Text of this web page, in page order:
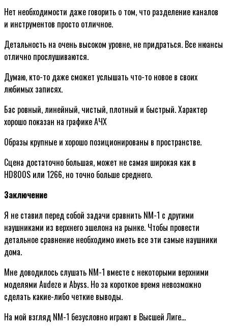
Нет необходимости даже говорить о том, что разделение каналов
и инструментов просто отличное.
Детальность на очень высоком уровне, не придраться. Все нюансы
отлично прослушиваются.
Думаю, кто-то даже сможет услышать что-то новое в своих
любимых записях.
Бас ровный, линейный, чистый, плотный и быстрый. Характер
хорошо показан на графике АЧХ
Образы крупные и хорошо позиционированы в пространстве.
Сцена достаточно большая, может не самая широкая как в
HD800S или 1266, но точно больше среднего.
Заключение
Я не ставил перед собой задачи сравнить NM-1 с другими
наушниками из верхнего эшелона на рынке. Чтобы провести
детальное сравнение необходимо иметь все эти самые наушники
дома.
Мне доводилось слушать NM-1 вместе с некоторыми верхними
моделями Audeze и Abyss. Но за короткое время невозможно
сделать какие-либо четкие выводы.
На мой взгляд NM-1 безусловно играют в Высшей Лиге…